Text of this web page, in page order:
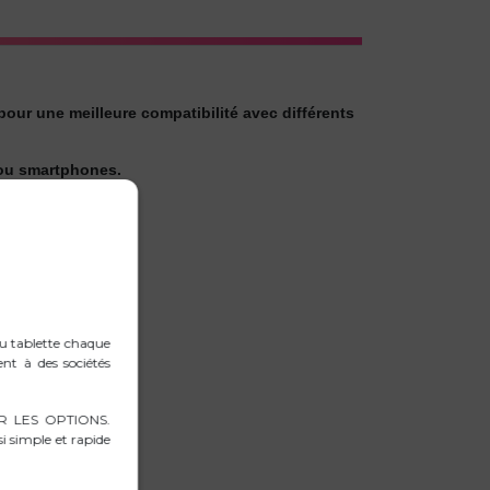
une meilleure compatibilité avec différents
smartphones.
tablette chaque
à des sociétés
LES OPTIONS.
simple et rapide